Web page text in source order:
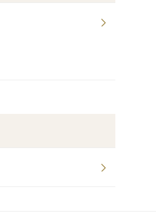
りんごは、「木成り完
技術（スマートフレッ
くり。果物の栽培も継続